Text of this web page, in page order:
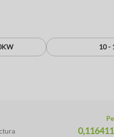
10 -
0,116411